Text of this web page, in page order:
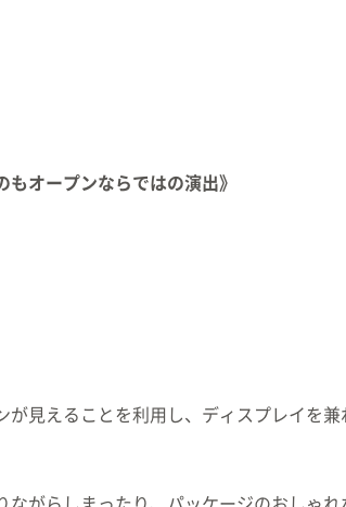
もオープンならではの演出》
が見えることを利用し、ディスプレイを
ながらしまったり、パッケージのおしゃ